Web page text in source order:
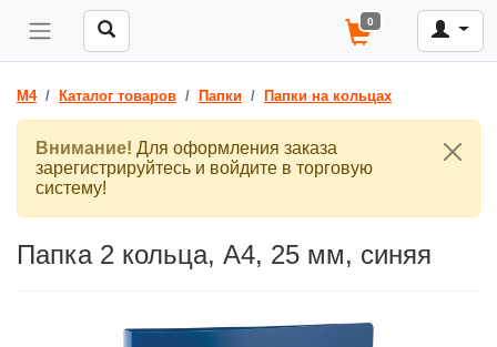
0
M4 Каталог товаров Папки Папки на кольцах
Внимание! Для оформления заказа
зарегистрируйтесь и войдите в торговую
систему!
Папка 2 кольца, A4, 25 мм, синяя